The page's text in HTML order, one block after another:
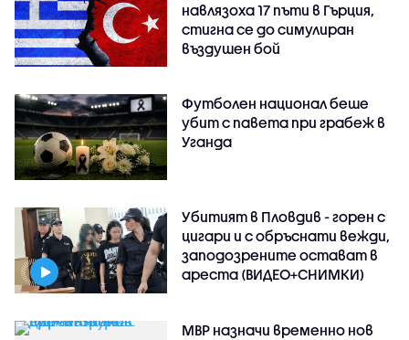
навлязоха 17 пъти в Гърция,
стигна се до симулиран
въздушен бой
Футболен национал беше
убит с павета при грабеж в
Уганда
Убитият в Пловдив - горен с
цигари и с обръснати вежди,
заподозрените остават в
ареста (ВИДЕО+СНИМКИ)
МВР назначи временно нов